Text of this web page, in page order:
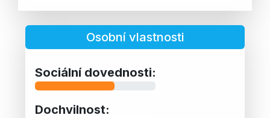
Osobní vlastnosti
Sociální dovednosti:
Dochvilnost: